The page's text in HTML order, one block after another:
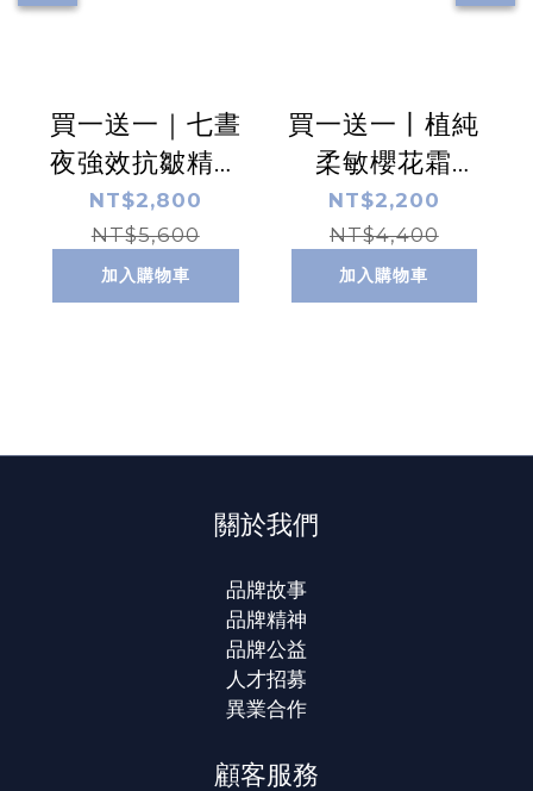
買一送一｜七晝
夜強效抗皺精華
乳 60ml
NT$2,800
NT$5,600
加入購物車
買一送一丨植純
柔敏櫻花霜
50ml
NT$2,200
NT$4,400
加入購物車
關於我們
品牌故事
品牌精神
品牌公益
人才招募
異業合作
顧客服務